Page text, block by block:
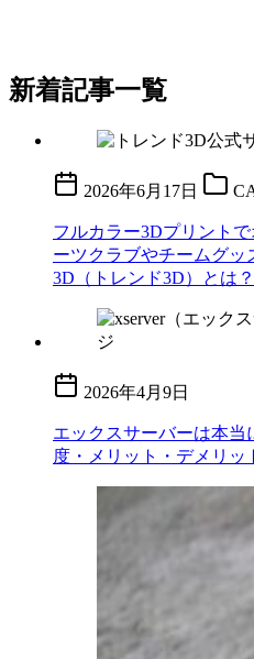
新着記事一覧
2026年6月17日
フルカラー3Dプリント
ーツクラブやチームグッ
3D（トレンド3D）とは？
2026年4月9日
エックスサーバーは本当
度・メリット・デメリッ